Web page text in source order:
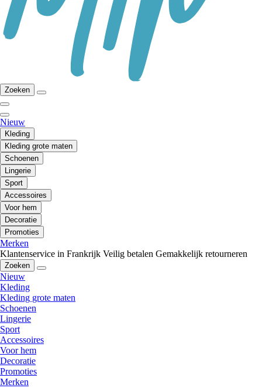
Zoeken
Nieuw
Kleding
Kleding grote maten
Schoenen
Lingerie
Sport
Accessoires
Voor hem
Decoratie
Promoties
Merken
Klantenservice in Frankrijk Veilig betalen Gemakkelijk retourneren
Zoeken
Nieuw
Kleding
Kleding grote maten
Schoenen
Lingerie
Sport
Accessoires
Voor hem
Decoratie
Promoties
Merken